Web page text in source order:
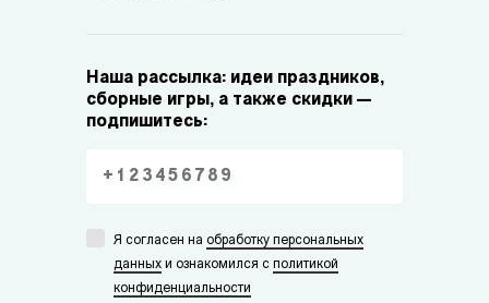
Наша рассылка: идеи праздников,
сборные игры, а также скидки —
подпишитесь:
Я согласен на обработку персональных
данных и ознакомился с политикой
конфиденциальности